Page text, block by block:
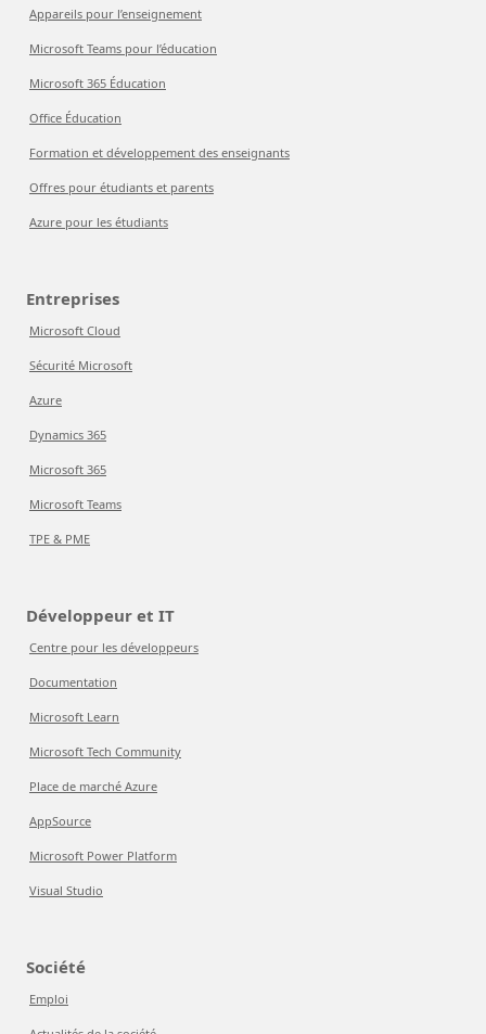
Appareils pour l’enseignement
Microsoft Teams pour l’éducation
Microsoft 365 Éducation
Office Éducation
Formation et développement des enseignants
Offres pour étudiants et parents
Azure pour les étudiants
Entreprises
Microsoft Cloud
Sécurité Microsoft
Azure
Dynamics 365
Microsoft 365
Microsoft Teams
TPE & PME
Développeur et IT
Centre pour les développeurs
Documentation
Microsoft Learn
Microsoft Tech Community
Place de marché Azure
AppSource
Microsoft Power Platform
Visual Studio
Société
Emploi